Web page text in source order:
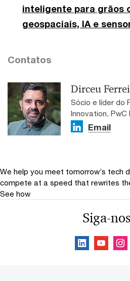
inteligente para grãos
geospaciais, IA e
Contatos
Dirceu
Sócio e líder do
Innovation, PwC
Email
We help you meet tomorrow’s tech
compete at a speed that rewrites
See how
Siga-nos